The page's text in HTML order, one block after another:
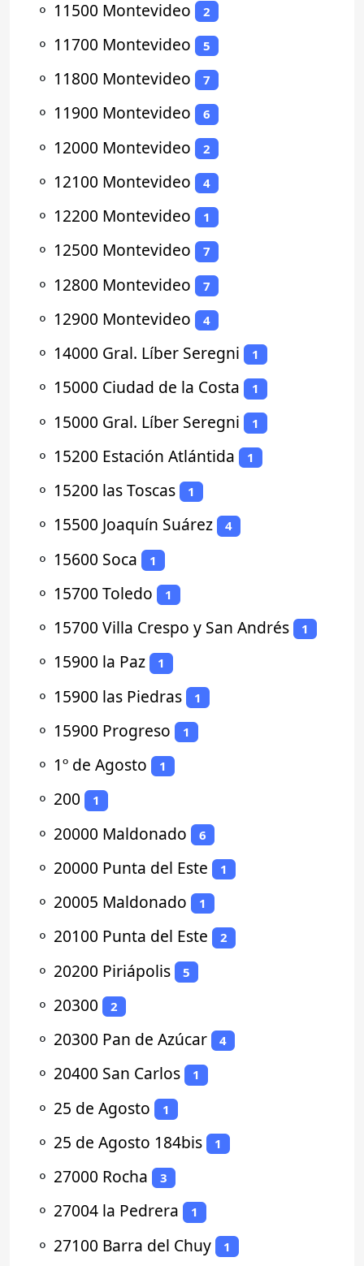
⚬ 11500 Montevideo 2
⚬ 11700 Montevideo 5
⚬ 11800 Montevideo 7
⚬ 11900 Montevideo 6
⚬ 12000 Montevideo 2
⚬ 12100 Montevideo 4
⚬ 12200 Montevideo 1
⚬ 12500 Montevideo 7
⚬ 12800 Montevideo 7
⚬ 12900 Montevideo 4
⚬ 14000 Gral. Líber Seregni 1
⚬ 15000 Ciudad de la Costa 1
⚬ 15000 Gral. Líber Seregni 1
⚬ 15200 Estación Atlántida 1
⚬ 15200 las Toscas 1
⚬ 15500 Joaquín Suárez 4
⚬ 15600 Soca 1
⚬ 15700 Toledo 1
⚬ 15700 Villa Crespo y San Andrés 1
⚬ 15900 la Paz 1
⚬ 15900 las Piedras 1
⚬ 15900 Progreso 1
⚬ 1º de Agosto 1
⚬ 200 1
⚬ 20000 Maldonado 6
⚬ 20000 Punta del Este 1
⚬ 20005 Maldonado 1
⚬ 20100 Punta del Este 2
⚬ 20200 Piriápolis 5
⚬ 20300 2
⚬ 20300 Pan de Azúcar 4
⚬ 20400 San Carlos 1
⚬ 25 de Agosto 1
⚬ 25 de Agosto 184bis 1
⚬ 27000 Rocha 3
⚬ 27004 la Pedrera 1
⚬ 27100 Barra del Chuy 1